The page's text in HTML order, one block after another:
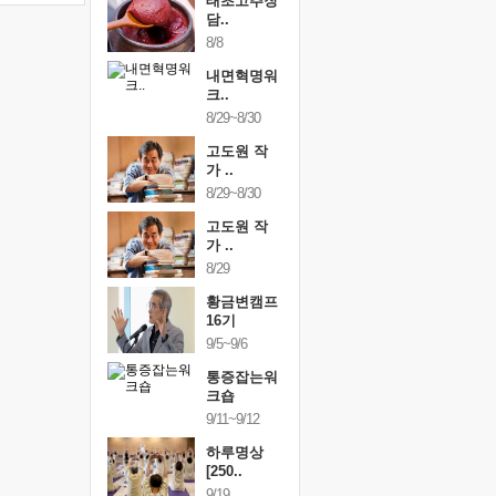
담..
8/8
내면혁명워
크..
8/29~8/30
고도원 작
가 ..
8/29~8/30
고도원 작
가 ..
8/29
황금변캠프
16기
9/5~9/6
통증잡는워
크숍
9/11~9/12
하루명상
[250..